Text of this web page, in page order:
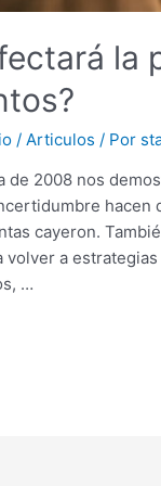
la
/ Articulos / Por
de 2008 nos
hacen
cayeron.
volver a
…